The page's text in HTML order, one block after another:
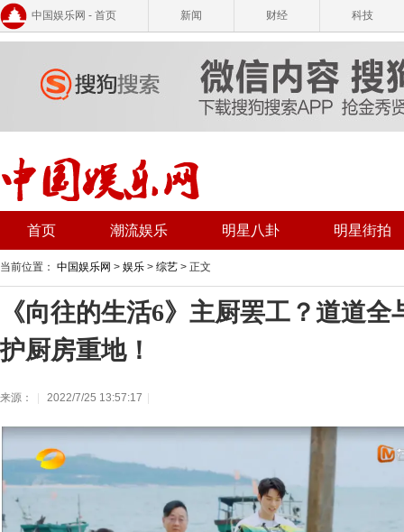
中国娱乐网 - 首页 新闻 财经 科技
首页 潮流娱乐 明星八卦 明星街拍
当前位置： 中国娱乐网 > 娱乐 > 综艺 > 正文
《向往的生活6》主厨罢工？道道
护厨房重地！
来源： 2022/7/25 13:57:17